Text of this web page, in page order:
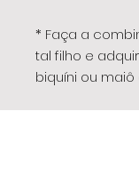
* Faça a
tal filho e
biquíni ou